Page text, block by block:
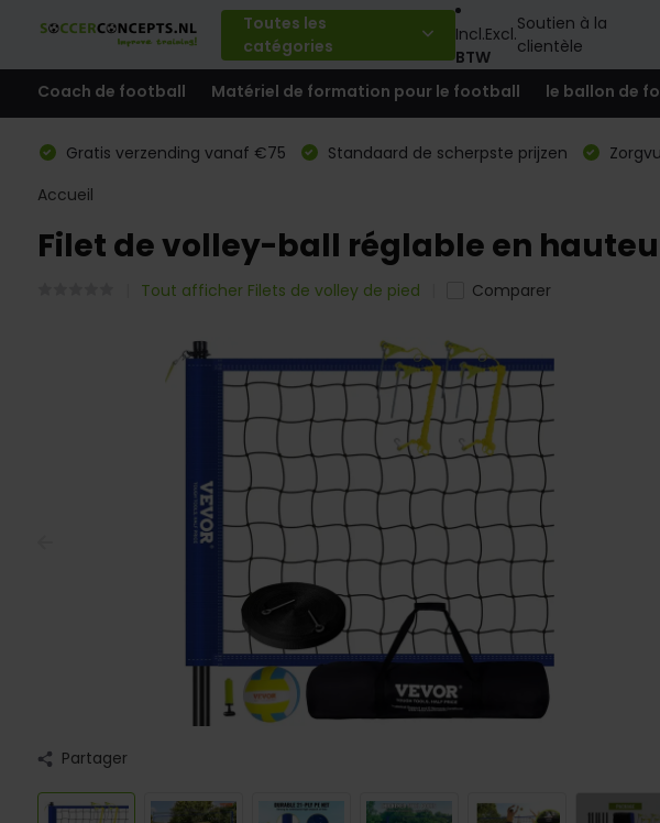
Toutes les
catégories
Incl.Excl.
BTW
Soutien à la
clientèle
Coach de football Matériel de formation pour le football le ballon de
Gratis verzending vanaf €75 Standaard de scherpste prijzen
Accueil
Filet de volley-ball réglable en
Tout afficher Filets de volley de pied Comparer
Partager